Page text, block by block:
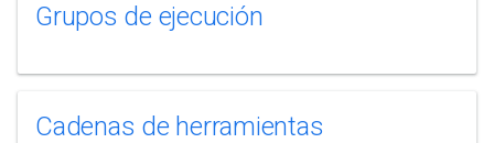
Grupos de ejecución
Cadenas de herramientas